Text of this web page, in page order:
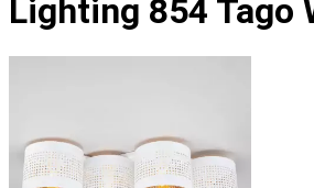
Lighting 854 Tago